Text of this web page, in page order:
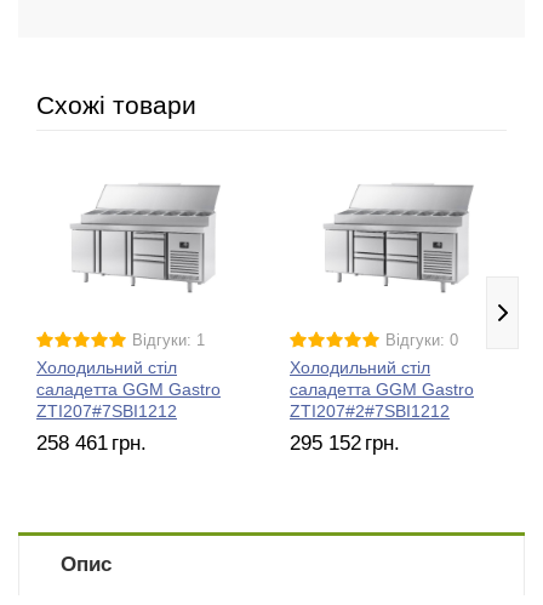
Схожі товари
Відгуки: 1
Холодильний стіл
саладетта GGM Gastro
ZTI207#7SBI1212
258 461 грн.
Відгуки: 0
Холодильний стіл
саладетта GGM Gastro
ZTI207#2#7SBI1212
295 152 грн.
Опис